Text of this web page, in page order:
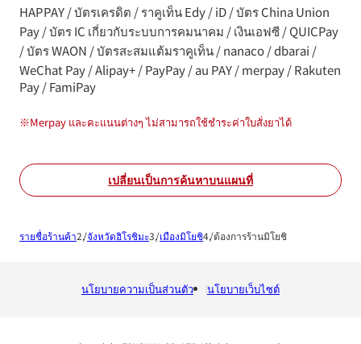
HAPPAY / บัตรเครดิต / ราคูเท็น Edy / iD / บัตร China Union
Pay / บัตร IC เกี่ยวกับระบบการคมนาคม / เงินเอฟซี / QUICPay
/ บัตร WAON / บัตรสะสมแต้มราคูเท็น / nanaco / dbarai /
WeChat Pay / Alipay+ / PayPay / au PAY / merpay / Rakuten
Pay / FamiPay
※Merpay และคะแนนต่างๆ ไม่สามารถใช้ชำระค่าใบสั่งยาได้
เปลี่ยนเป็นการค้นหาบนแผนที่
รายชื่อร้านค้า จังหวัดฮิโรชิมะ เมืองมิโยชิ ต้องการร้านมิโยชิ
นโยบายความเป็นส่วนตัว นโยบายเว็บไซต์